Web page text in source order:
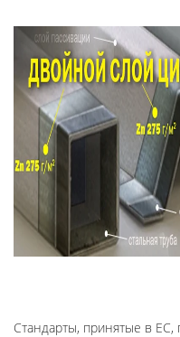
Стандарты, принятые в ЕС,